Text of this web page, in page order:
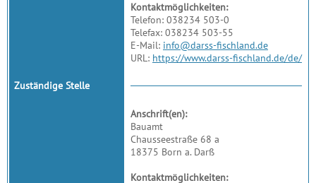
Zuständige Stelle
Kontaktmöglichkeiten:
Telefon: 038234 503-0
Telefax: 038234 503-55
E-Mail: info@darss-fischland.de
URL: https://www.darss-fischland.de/de/
Anschrift(en):
Bauamt
Chausseestraße 68 a
18375 Born a. Darß
Kontaktmöglichkeiten: